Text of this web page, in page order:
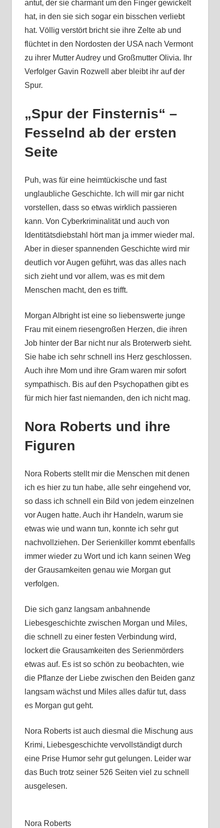
antut, der sie charmant um den Finger gewickelt
hat, in den sie sich sogar ein bisschen verliebt
hat. Völlig verstört bricht sie ihre Zelte ab und
flüchtet in den Nordosten der USA nach Vermont
zu ihrer Mutter Audrey und Großmutter Olivia. Ihr
Verfolger Gavin Rozwell aber bleibt ihr auf der
Spur.
„Spur der Finsternis“ –
Fesselnd ab der ersten
Seite
Puh, was für eine heimtückische und fast
unglaubliche Geschichte. Ich will mir gar nicht
vorstellen, dass so etwas wirklich passieren
kann. Von Cyberkriminalität und auch von
Identitätsdiebstahl hört man ja immer wieder mal.
Aber in dieser spannenden Geschichte wird mir
deutlich vor Augen geführt, was das alles nach
sich zieht und vor allem, was es mit dem
Menschen macht, den es trifft.
Morgan Albright ist eine so liebenswerte junge
Frau mit einem riesengroßen Herzen, die ihren
Job hinter der Bar nicht nur als Broterwerb sieht.
Sie habe ich sehr schnell ins Herz geschlossen.
Auch ihre Mom und ihre Gram waren mir sofort
sympathisch. Bis auf den Psychopathen gibt es
für mich hier fast niemanden, den ich nicht mag.
Nora Roberts und ihre
Figuren
Nora Roberts stellt mir die Menschen mit denen
ich es hier zu tun habe, alle sehr eingehend vor,
so dass ich schnell ein Bild von jedem einzelnen
vor Augen hatte. Auch ihr Handeln, warum sie
etwas wie und wann tun, konnte ich sehr gut
nachvollziehen. Der Serienkiller kommt ebenfalls
immer wieder zu Wort und ich kann seinen Weg
der Grausamkeiten genau wie Morgan gut
verfolgen.
Die sich ganz langsam anbahnende
Liebesgeschichte zwischen Morgan und Miles,
die schnell zu einer festen Verbindung wird,
lockert die Grausamkeiten des Serienmörders
etwas auf. Es ist so schön zu beobachten, wie
die Pflanze der Liebe zwischen den Beiden ganz
langsam wächst und Miles alles dafür tut, dass
es Morgan gut geht.
Nora Roberts ist auch diesmal die Mischung aus
Krimi, Liebesgeschichte vervollständigt durch
eine Prise Humor sehr gut gelungen. Leider war
das Buch trotz seiner 526 Seiten viel zu schnell
ausgelesen.
Nora Roberts